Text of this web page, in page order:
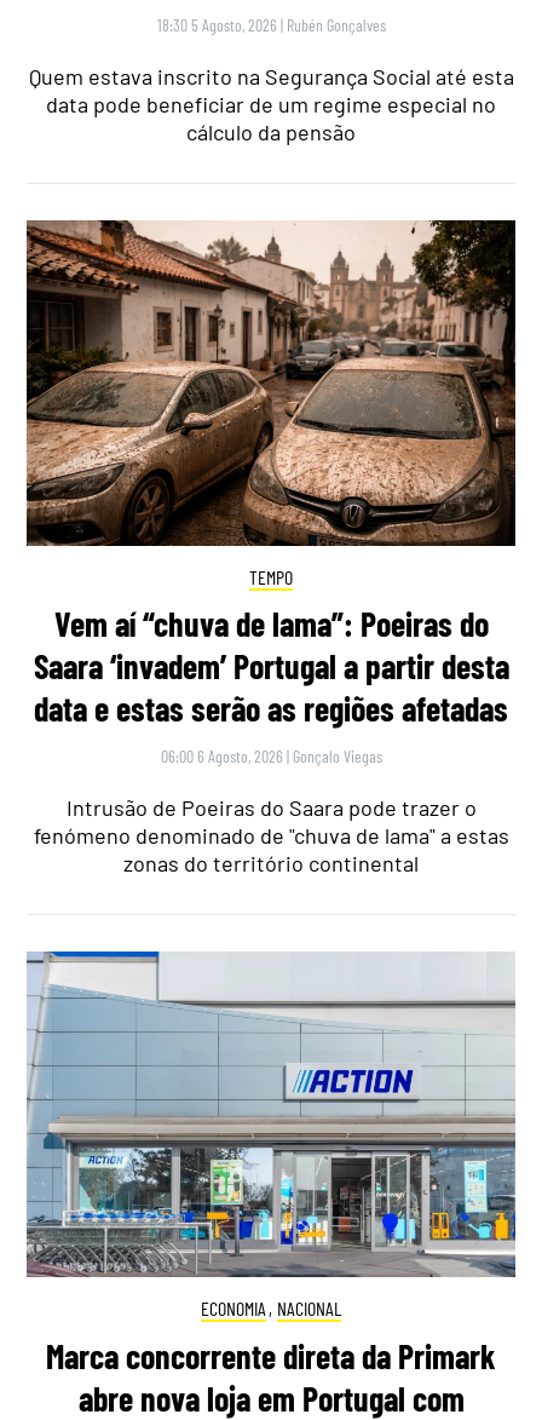
18:30 5 Agosto, 2026 | Rubén Gonçalves
Quem estava inscrito na Segurança Social até esta
data pode beneficiar de um regime especial no
cálculo da pensão
TEMPO
Vem aí “chuva de lama”: Poeiras do
Saara ‘invadem’ Portugal a partir desta
data e estas serão as regiões afetadas
06:00 6 Agosto, 2026 | Gonçalo Viegas
Intrusão de Poeiras do Saara pode trazer o
fenómeno denominado de "chuva de lama" a estas
zonas do território continental
ECONOMIA , NACIONAL
Marca concorrente direta da Primark
abre nova loja em Portugal com